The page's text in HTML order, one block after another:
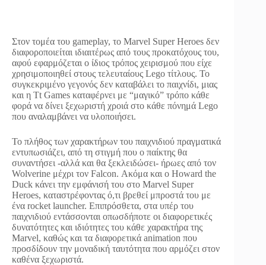
Στον τομέα του gameplay, το Marvel Super Heroes δεν
διαφοροποιείται ιδιαιτέρως από τους προκατόχους του,
αφού εφαρμόζεται ο ίδιος τρόπος χειρισμού που είχε
χρησιμοποιηθεί στους τελευταίους Lego τίτλους. Το
συγκεκριμένο γεγονός δεν καταβάλει τo παιχνίδι, μιας
και η Tt Games καταφέρνει με “μαγικό” τρόπο κάθε
φορά να δίνει ξεχωριστή χροιά στο κάθε πόνημά Lego
που αναλαμβάνει να υλοποιήσει.
Το πλήθος των χαρακτήρων του παιχνιδιού πραγματικά
εντυπωσιάζει, από τη στιγμή που o παίκτης θα
συναντήσει -αλλά και θα ξεκλειδώσει- ήρωες από τον
Wolverine μέχρι τον Falcon. Ακόμα και ο Howard the
Duck κάνει την εμφάνισή του στο Marvel Super
Heroes, καταστρέφοντας ό,τι βρεθεί μπροστά του με
ένα rocket launcher. Επιπρόσθετα, στα υπέρ του
παιχνιδιού εντάσσονται οπωσδήποτε οι διαφορετικές
δυνατότητες και ιδιότητες του κάθε χαρακτήρα της
Marvel, καθώς και τα διαφορετικά animation που
προσδίδουν την μοναδική ταυτότητα που αρμόζει στον
καθένα ξεχωριστά.